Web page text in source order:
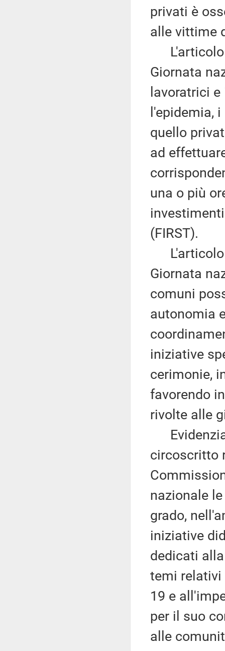
privati è
alle vittime
L'articolo
Giornata
lavoratrici
l'epidemia,
quello
ad
una o più
(FIRST).
L'articolo
Giornata
comuni
autonomia
iniziative
cerimonie,
favorendo
rivolte alle
Evidenzia
circoscritto
nazionale
grado,
iniziative
dedicati
temi relativi
19 e
per il suo
alle